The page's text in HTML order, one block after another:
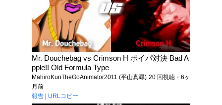
Mr. Douchebag vs Crimson H ボイパ対決 Bad A
pple!! Old Formula Type
MahiroKunTheGoAnimator2011 (平山真尋) 20 回視聴・6ヶ
月前
報告
URLコピー